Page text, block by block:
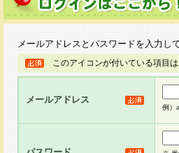
メールアドレスとパスワードを入力し
このアイコンが付いている項目
メールアドレス
例）